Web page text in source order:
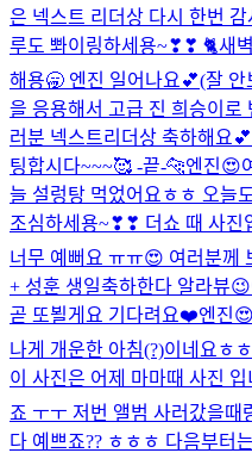
은 넥스트 리더상 다시 한번
루도 뽜이링하세용~❣❣ 🐈새
해용🥱 엔진 일어나요💕(잘
을 응용해서 고급 진 희승이로
러분 넥스트리더상 축하해요
팅합시다~~~🥰 -끝-🐆엔진😍
늘 설렁탕 먹었어요ㅎㅎ 오늘
조심하세용~❣❣ 더쇼 때 사진
너무 예뻐요 ㅠㅠ😍 여러분께
+ 성훈 생일축하한다 알라뷰😉
곧 또뵐게요 기다려요❤️엔진
나게 개운한 아침(?)이네요ㅎ
이 사진은 어제 마마때 사진
죠 ㅜㅜ 저번 앨범 사러갔을
다 예쁘죠?? ㅎㅎㅎ 다음부터